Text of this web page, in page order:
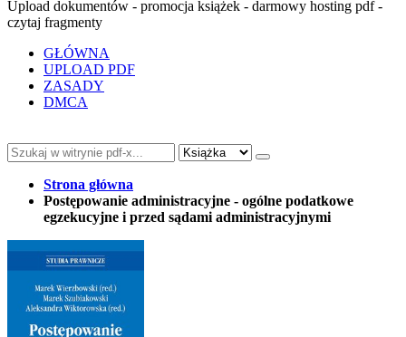
Upload dokumentów - promocja książek - darmowy hosting pdf -
czytaj fragmenty
GŁÓWNA
UPLOAD PDF
ZASADY
DMCA
Strona główna
Postępowanie administracyjne - ogólne podatkowe
egzekucyjne i przed sądami administracyjnymi